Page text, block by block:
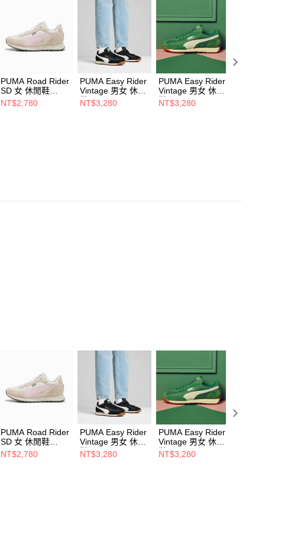
５．嚴禁一人註冊多個帳號或使用他人資訊註冊。若發現惡意使用之情
形，恩沛科技股份有限公司將有權停止該用戶之使用額度並採取法律行
動。
PUMA Road Rider
SD 女 休閒鞋
39737709
NT$2,780
PUMA Easy Rider
Vintage 男女 休閒
鞋 39902810
NT$3,280
PUMA Easy Rider
Vintage 男女 休閒
鞋 39902803
NT$3,280
PUMA Road Rider
SD 女 休閒鞋
39737709
NT$2,780
PUMA Easy Rider
Vintage 男女 休閒
鞋 39902810
NT$3,280
PUMA Easy Rider
Vintage 男女 休閒
鞋 39902803
NT$3,280